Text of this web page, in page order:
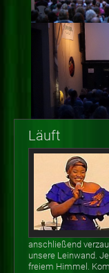
Läuft
anschließend
unsere Leinwand.
freiem Himmel.